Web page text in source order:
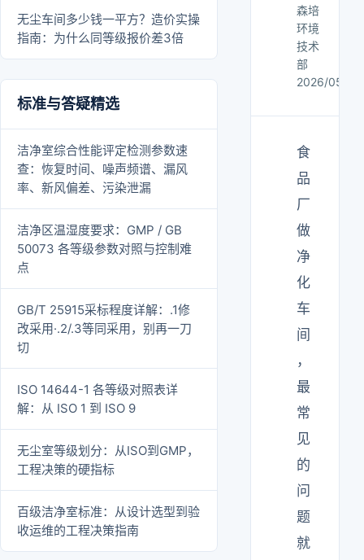
无尘车间多少钱一平方？造价实操
指南：为什么同等级报价差3倍
标准与答疑精选
洁净室综合性能评定检测参数速
查：恢复时间、噪声频谱、漏风
率、新风偏差、污染泄漏
洁净区温湿度要求：GMP / GB
50073 各等级参数对照与控制难
点
GB/T 25915采标程度详解：.1修
改采用·.2/.3等同采用，别再一刀
切
ISO 14644-1 各等级对照表详
解：从 ISO 1 到 ISO 9
无尘室等级划分：从ISO到GMP，
工程决策的硬指标
百级洁净室标准：从设计选型到验
收运维的工程决策指南
森培
环境
技术
部
2026/05/31
食
品
厂
做
净
化
车
间
，
最
常
见
的
问
题
就